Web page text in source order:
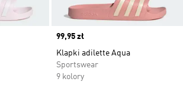
Price
99,95 zł
Klapki adilette Aqua
Sportswear
9 kolory